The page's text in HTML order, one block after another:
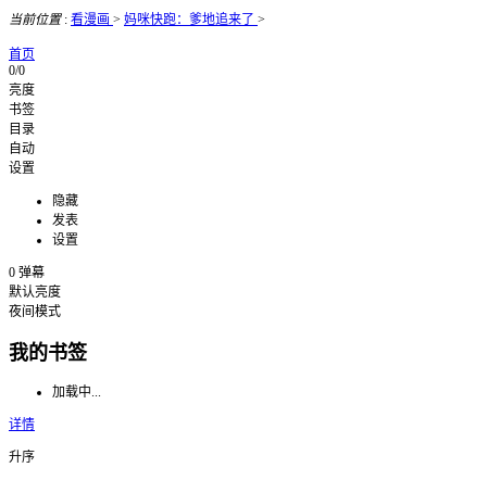
当前位置: 看漫画 > 妈咪快跑：爹地追来了 >
首页
0/0
亮度
书签
目录
自动
设置
隐藏
发表
设置
0 弹幕
默认亮度
夜间模式
我的书签
加载中...
详情
升序